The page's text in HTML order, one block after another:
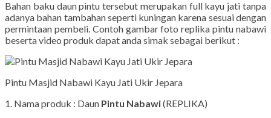
Bahan baku daun pintu tersebut merupakan full kayu jati tanpa
adanya bahan tambahan seperti kuningan karena sesuai dengan
permintaan pembeli. Contoh gambar foto replika pintu nabawi
beserta video produk dapat anda simak sebagai berikut :
Pintu Masjid Nabawi Kayu Jati Ukir Jepara
1. Nama produk : Daun Pintu Nabawi(REPLIKA)